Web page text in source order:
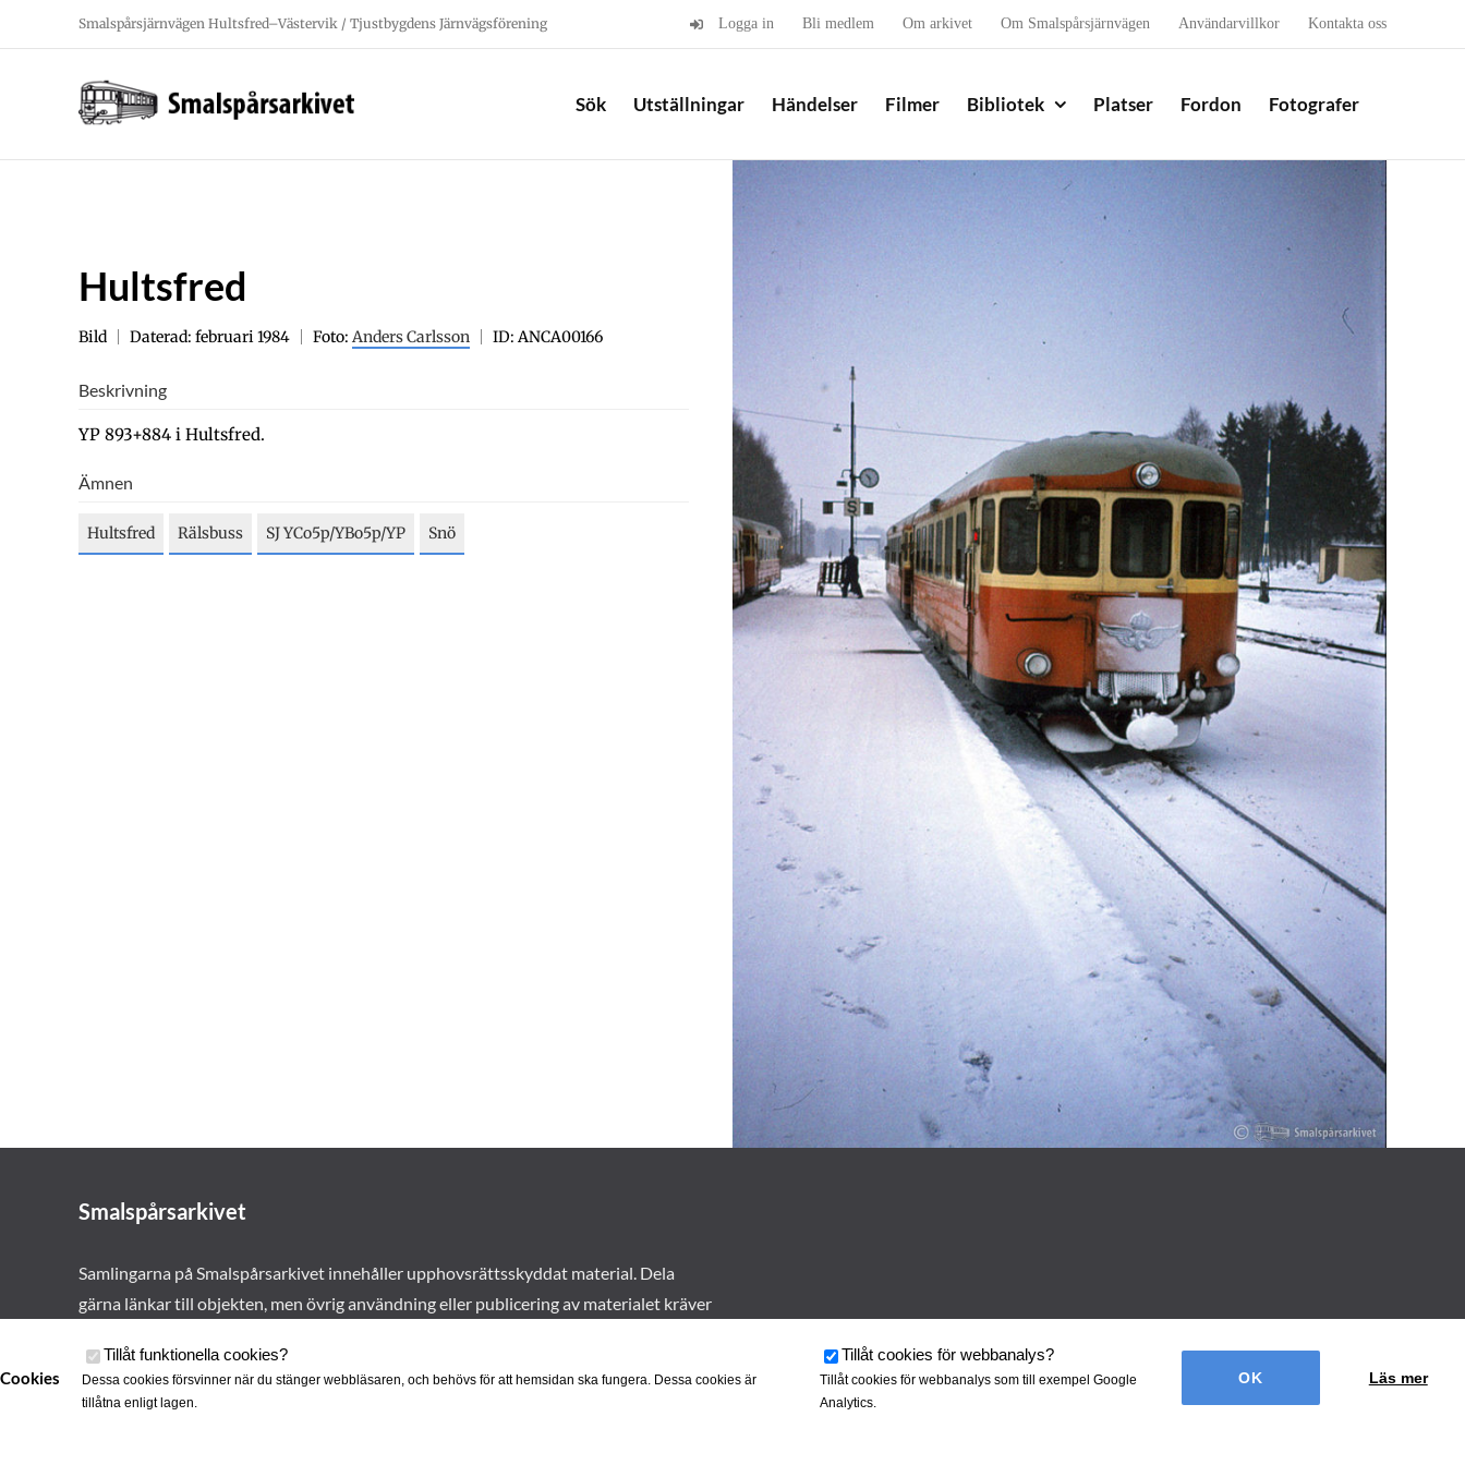
Smalspårsjärnvägen Hultsfred–Västervik / Tjustbygdens Järnvägsförening Logga in Bli medlem Om arkivet Om Smalspårsjärnvägen Användarvillkor Kontakta oss
Sök Utställningar Händelser Filmer Bibliotek Platser Fordon Fotografer
Hultsfred
Bild Daterad: februari 1984 Foto: Anders Carlsson ID: ANCA00166
Beskrivning
YP 893+884 i Hultsfred.
Ämnen
Hultsfred Rälsbuss SJ YCo5p/YBo5p/YP Snö
Smalspårsarkivet
Samlingarna på Smalspårsarkivet innehåller upphovsrättsskyddat material. Dela
gärna länkar till objekten, men övrig användning eller publicering av materialet kräver
Cookies
Tillåt funktionella cookies?
Dessa cookies försvinner när du stänger webbläsaren, och behövs för att hemsidan ska fungera. Dessa cookies är
tillåtna enligt lagen.
Tillåt cookies för webbanalys?
Tillåt cookies för webbanalys som till exempel Google
Analytics.
Läs mer